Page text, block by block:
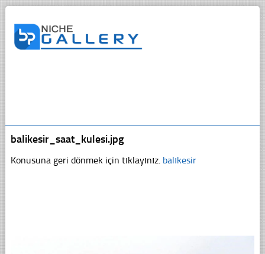
balikesir_saat_kulesi.jpg
Konusuna geri dönmek için tıklayınız. balıkesir